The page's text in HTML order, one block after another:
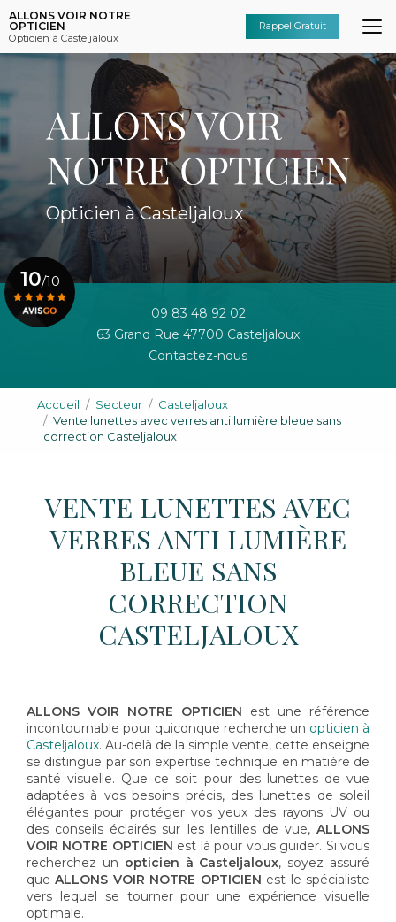
Aller
au
contenu
principal
ALLONS VOIR NOTRE
OPTICIEN
Opticien à Casteljaloux
Rappel Gratuit
Opticien à Casteljaloux
09 83 48 92 02
63 Grand Rue 47700 Casteljaloux
Contactez-nous
10/10
Accueil Secteur
Casteljaloux
Vente lunettes avec verres anti lumière bleue sans
correction Casteljaloux
VENTE LUNETTES AVEC
VERRES ANTI LUMIÈRE
BLEUE SANS
CORRECTION
CASTELJALOUX
ALLONS VOIR NOTRE OPTICIEN est une référence
incontournable pour quiconque recherche un opticien à
Casteljaloux. Au-delà de la simple vente, cette enseigne
se distingue par son expertise technique en matière de
santé visuelle. Que ce soit pour des lunettes de vue
adaptées à vos besoins précis, des lunettes de soleil
élégantes pour protéger vos yeux des rayons UV ou
des conseils éclairés sur les lentilles de vue, ALLONS
VOIR NOTRE OPTICIEN est là pour vous guider. Si vous
recherchez un opticien à Casteljaloux, soyez assuré
queALLONS VOIR NOTRE OPTICIEN est le spécialiste
vers lequel se tourner pour une expérience visuelle
optimale.